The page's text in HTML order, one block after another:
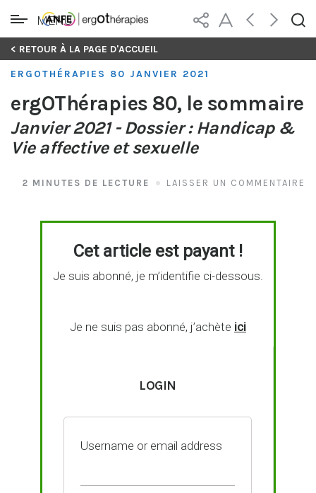
Skip
MENU
< RETOUR À LA PAGE D'ACCUEIL
ERGOTHÉRAPIES 80 JANVIER 2021
ergOThérapies 80, le sommaire
Janvier 2021 - Dossier : Handicap &
Vie affective et sexuelle
2 MINUTES DE LECTURE LAISSER UN COMMENTAIRE
Cet article est payant !
Je suis abonné, je m’identifie ci-dessous.
Je ne suis pas abonné, j’achète ici
LOGIN
Username or email address